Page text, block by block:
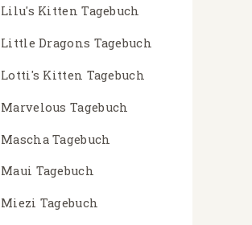
Lilu's Kitten Tagebuch
Little Dragons Tagebuch
Lotti's Kitten Tagebuch
Marvelous Tagebuch
Mascha Tagebuch
Maui Tagebuch
Miezi Tagebuch